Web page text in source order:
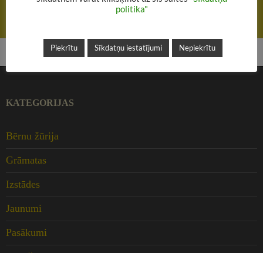
KATEGORIJAS
Bērnu žūrija
Grāmatas
Izstādes
Jaunumi
Pasākumi
politika"
Piekrītu Sīkdatņu iestatījumi Nepiekrītu